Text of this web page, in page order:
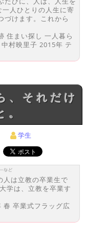
人ひとりの人生に寄
づけます。これから
住まい探し 一人暮ら
村映里子 2015年 テ
。
学生
人は立教の卒業生で
学は、立教を卒業す
春 卒業式フラッグ広